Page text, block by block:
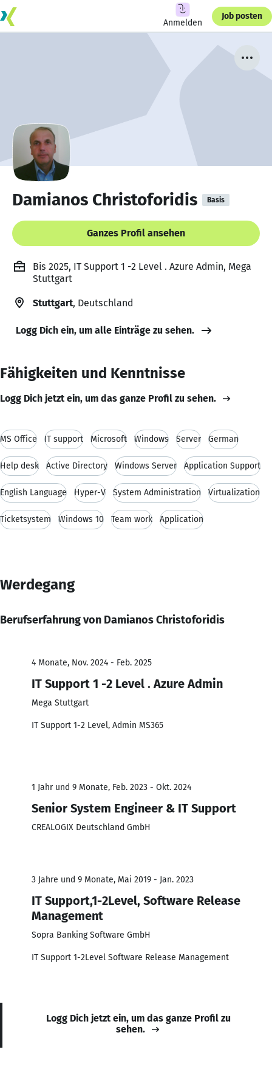
Anmelden
Job posten
Damianos Christoforidis Basis
Ganzes Profil ansehen
Bis 2025, IT Support 1 -2 Level . Azure Admin, Mega
Stuttgart
Stuttgart, Deutschland
Logg Dich ein, um alle Einträge zu sehen.
Fähigkeiten und Kenntnisse
Logg Dich jetzt ein, um das ganze Profil zu sehen.
MS Office IT support Microsoft Windows Server German
Help desk Active Directory Windows Server Application Support
English Language Hyper-V System Administration Virtualization
Ticketsystem Windows 10 Team work Application
Werdegang
Berufserfahrung von Damianos Christoforidis
4 Monate, Nov. 2024 - Feb. 2025
IT Support 1 -2 Level . Azure Admin
Mega Stuttgart
IT Support 1-2 Level, Admin MS365
1 Jahr und 9 Monate, Feb. 2023 - Okt. 2024
Senior System Engineer & IT Support
CREALOGIX Deutschland GmbH
3 Jahre und 9 Monate, Mai 2019 - Jan. 2023
IT Support,1-2Level, Software Release
Management
Sopra Banking Software GmbH
IT Support 1-2Level Software Release Management
Logg Dich jetzt ein, um das ganze Profil zu
sehen.